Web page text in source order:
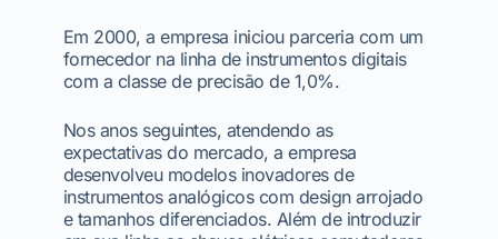
Em 2000, a empresa iniciou parceria com um
fornecedor na linha de instrumentos digitais
com a classe de precisão de 1,0%.
Nos anos seguintes, atendendo as
expectativas do mercado, a empresa
desenvolveu modelos inovadores de
instrumentos analógicos com design arrojado
e tamanhos diferenciados. Além de introduzir